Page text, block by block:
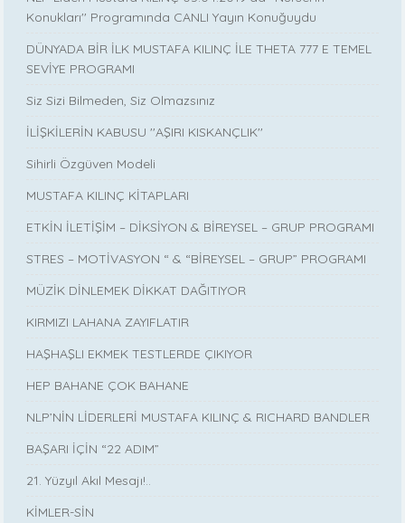
Konukları'' Programında CANLI Yayın Konuğuydu
DÜNYADA BİR İLK MUSTAFA KILINÇ İLE THETA 777 E TEMEL
SEVİYE PROGRAMI
Siz Sizi Bilmeden, Siz Olmazsınız
İLİŞKİLERİN KABUSU ''AŞIRI KISKANÇLIK''
Sihirli Özgüven Modeli
MUSTAFA KILINÇ KİTAPLARI
ETKİN İLETİŞİM – DİKSİYON & BİREYSEL – GRUP PROGRAMI
STRES – MOTİVASYON “ & “BİREYSEL – GRUP” PROGRAMI
MÜZİK DİNLEMEK DİKKAT DAĞITIYOR
KIRMIZI LAHANA ZAYIFLATIR
HAŞHAŞLI EKMEK TESTLERDE ÇIKIYOR
HEP BAHANE ÇOK BAHANE
NLP’NİN LİDERLERİ MUSTAFA KILINÇ & RICHARD BANDLER
BAŞARI İÇİN “22 ADIM”
21. Yüzyıl Akıl Mesajı!..
KİMLER-SİN